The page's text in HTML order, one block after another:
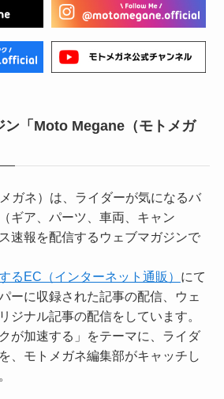
ン「Moto Megane（モトメガ
ガネ）は、ライダーが気になるバ
ギア、パーツ、車両、キャン
速報を配信するウェブマガジンで
るEC（インターネット通販） にて
ーに収録された記事の配信、ウェ
ジナル記事の配信をしています。
が加速する」をテーマに、ライダ
、モトメガネ編集部がキャッチし